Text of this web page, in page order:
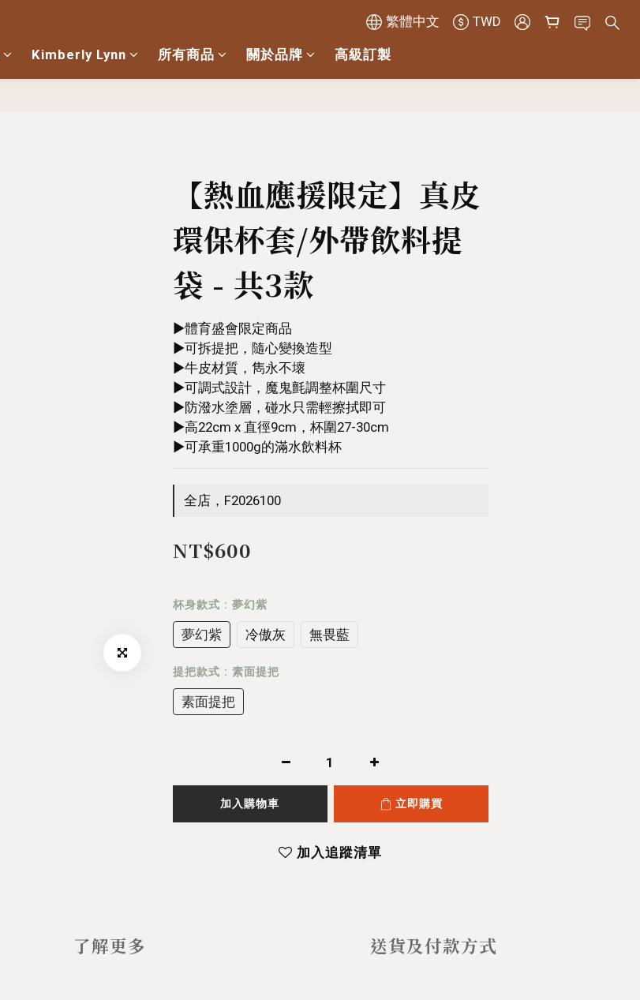
繁體中文 TWD
Kimberly Lynn 所有商品 關於品牌 高級訂製
【熱血應援限定】真皮
環保杯套/外帶飲料提
袋 - 共3款
▶︎體育盛會限定商品
►可拆提把，隨心變換造型
►牛皮材質，雋永不壞
►可調式設計，魔鬼氈調整杯圍尺寸
►防潑水塗層，碰水只需輕擦拭即可
►高22cm x 直徑9cm，杯圍27-30cm
►可承重1000g的滿水飲料杯
全店，F2026100
NT$600
杯身款式 : 夢幻紫
夢幻紫 冷傲灰 無畏藍
提把款式 : 素面提把
素面提把
加入購物車 立即購買
加入追蹤清單
了解更多 送貨及付款方式